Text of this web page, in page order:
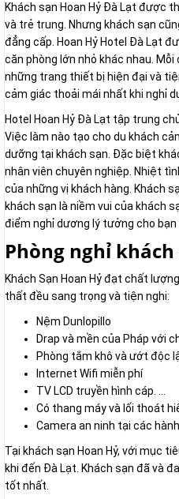
Khách sạn Hoan Hỷ Đà Lạt được
và trẻ trung. Nhưng khách sạn
đẳng cấp. Hoan Hỷ Hotel Đà Lạt
căn phòng lớn nhỏ khác nhau.
những trang thiết bị hiện đại và
cảm giác thoải mái nhất khi nghỉ
Hotel Hoan Hỷ Đà Lạt tập trung
Việc làm nào tạo cho du khách
dưỡng tại khách sạn. Đặc biệt
nhân viên chuyên nghiệp. Nhiệt
của những vị khách hàng. Khách
khách sạn là niềm vui của khách
điểm nghỉ dương lý tưởng cho bạn
Phòng nghỉ khách
Khách Sạn Hoan Hỷ đạt chất
thất đều sang trọng và tiện nghi:
Nệm Dunlopillo
Drap và mền của Pháp với
Phòng tắm khô và ướt độc
Internet Wifi miễn phí
TV LCD truyền hình cáp. …
Có thang máy và lối thoát
Camera an ninh tại các
Tại khách sạn Hoan Hỷ, với mục
khi đến Đà Lạt. Khách sạn đã và
tốt nhất.